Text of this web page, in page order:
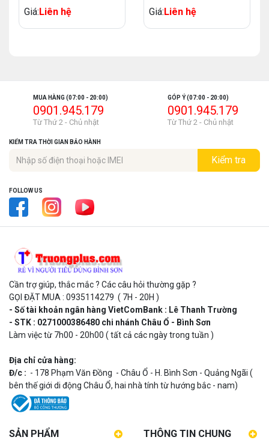
Giá:Liên hệ Giá:Liên hệ
MUA HÀNG (07:00 - 20:00)
0901.945.179
Từ Thứ 2 - Chủ nhật
GÓP Ý (07:00 - 20:00)
0901.945.179
Từ Thứ 2 - Chủ nhật
KIỂM TRA THỜI GIAN BẢO HÀNH
Kiểm tra
FOLLOW US
Cần trợ giúp, thắc mắc ? Các câu hỏi thường gặp ?
GỌI ĐẶT MUA : 0935114279 ( 7H - 20H )
- Số tài khoản ngân hàng VietComBank : Lê Thanh Trường
- STK : 0271000386480 chi nhánh Châu Ổ - Bình Sơn
Làm việc từ 7h00 - 20h00 ( tất cả các ngày trong tuần )
Địa chỉ cửa hàng:
Đ/c : - 178 Phạm Văn Đồng - Châu Ổ - H. Bình Sơn - Quảng Ngãi (
bên thế giới di động Châu Ổ, hai nhà tính từ hướng bắc - nam)
SẢN PHẨM THÔNG TIN CHUNG